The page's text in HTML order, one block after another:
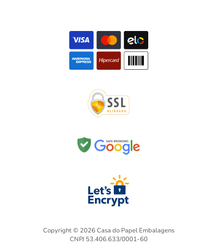
Copyright © 2026 Casa do Papel Embalagens
CNPJ 53.406.633/0001-60